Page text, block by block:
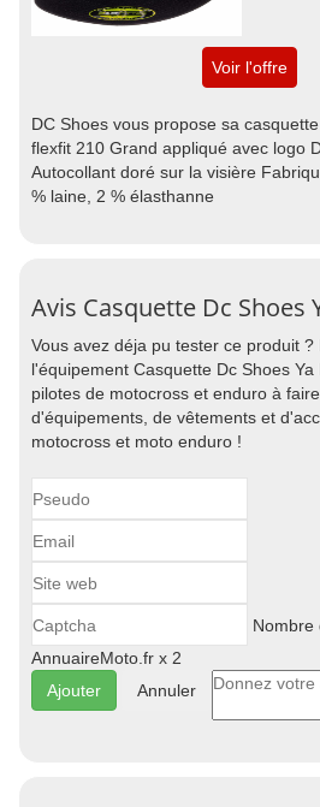
Voir l'offre
DC Shoes vous propose sa
flexfit 210 Grand appliqué avec logo
Autocollant doré sur la visière
% laine, 2 % élasthanne
Avis Casquette Dc Shoes
Vous avez déja pu tester ce produit
l'équipement Casquette Dc Shoes
pilotes de motocross et enduro à
d'équipements, de vêtements et
motocross et moto enduro !
Nombre
AnnuaireMoto.fr x 2
Annuler